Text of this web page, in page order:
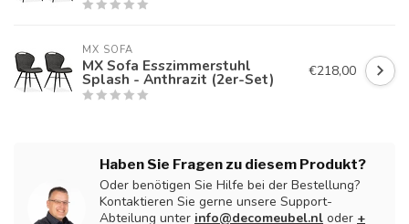
MX SOFA
MX Sofa Esszimmerstuhl
Splash - Anthrazit (2er-Set) €218,00
Haben Sie Fragen zu diesem Produkt?
Oder benötigen Sie Hilfe bei der Bestellung?
Kontaktieren Sie gerne unsere Support-
Abteilung unter info@decomeubel.nl oder +